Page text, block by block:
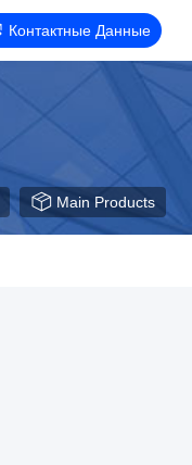
Контактные Данные
Main Products